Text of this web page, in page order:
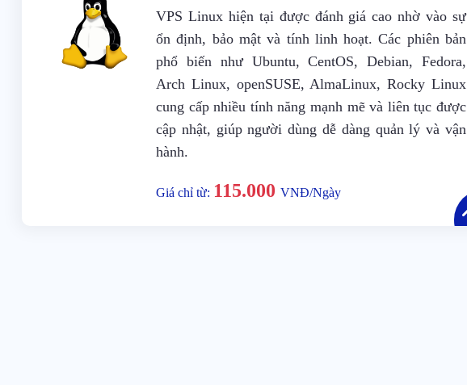
VPS Linux hiện tại được đánh giá cao nhờ vào sự
ổn định, bảo mật và tính linh hoạt. Các phiên bản
phổ biến như Ubuntu, CentOS, Debian, Fedora,
Arch Linux, openSUSE, AlmaLinux, Rocky Linux
cung cấp nhiều tính năng mạnh mẽ và liên tục được
cập nhật, giúp người dùng dễ dàng quản lý và vận
hành.
Giá chỉ từ: 115.000 VNĐ/Ngày